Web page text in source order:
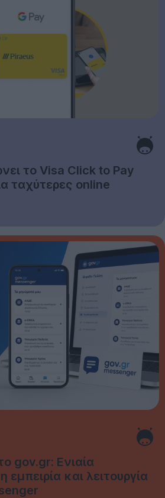
το Visa Click to Pay
ταχύτερες online
gov.gr: Ενιαία
εμπειρία και λειτουργία